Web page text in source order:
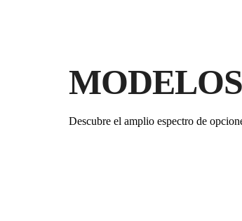
Descubre el amplio espectro de